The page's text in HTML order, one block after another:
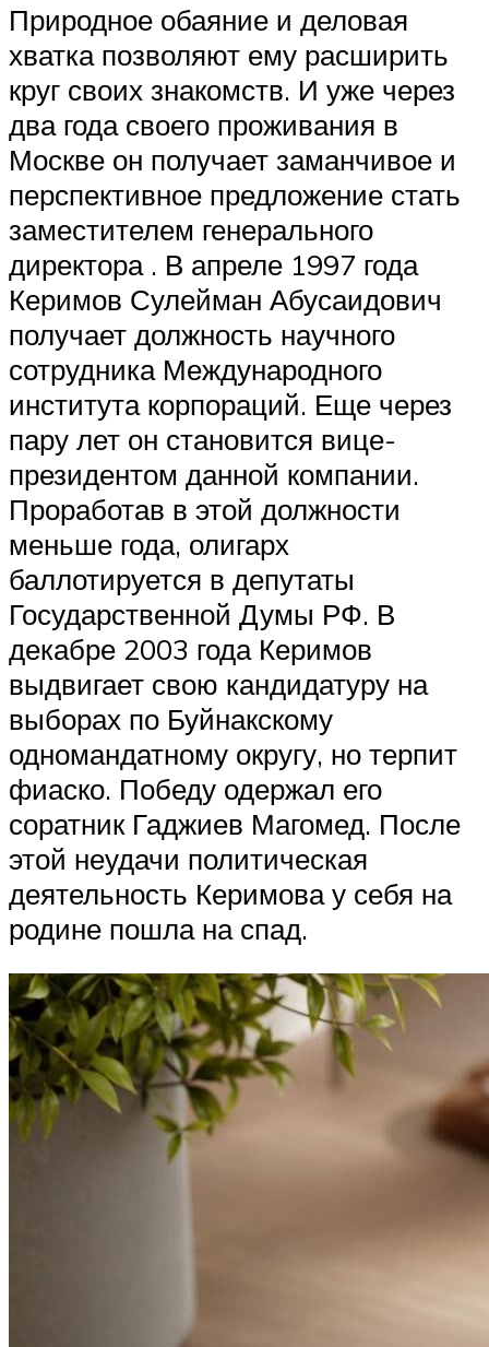
Природное обаяние и деловая
хватка позволяют ему расширить
круг своих знакомств. И уже через
два года своего проживания в
Москве он получает заманчивое и
перспективное предложение стать
заместителем генерального
директора . В апреле 1997 года
Керимов Сулейман Абусаидович
получает должность научного
сотрудника Международного
института корпораций. Еще через
пару лет он становится вице-
президентом данной компании.
Проработав в этой должности
меньше года, олигарх
баллотируется в депутаты
Государственной Думы РФ. В
декабре 2003 года Керимов
выдвигает свою кандидатуру на
выборах по Буйнакскому
одномандатному округу, но терпит
фиаско. Победу одержал его
соратник Гаджиев Магомед. После
этой неудачи политическая
деятельность Керимова у себя на
родине пошла на спад.